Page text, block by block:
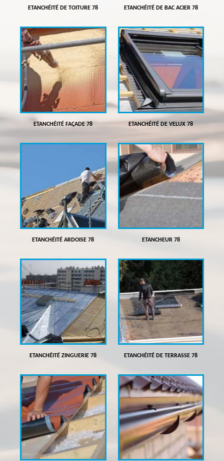
ETANCHÉITÉ DE TOITURE 78 ETANCHÉITÉ DE BAC ACIER 78
ETANCHÉITÉ FAÇADE 78 ETANCHÉITÉ DE VELUX 78
ETANCHÉITÉ ARDOISE 78 ETANCHEUR 78
ETANCHÉITÉ ZINGUERIE 78 ETANCHÉITÉ DE TERRASSE 78